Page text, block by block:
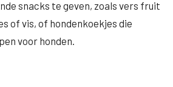
snacks te geven, zoals vers fruit
of vis, of hondenkoekjes die
voor honden.